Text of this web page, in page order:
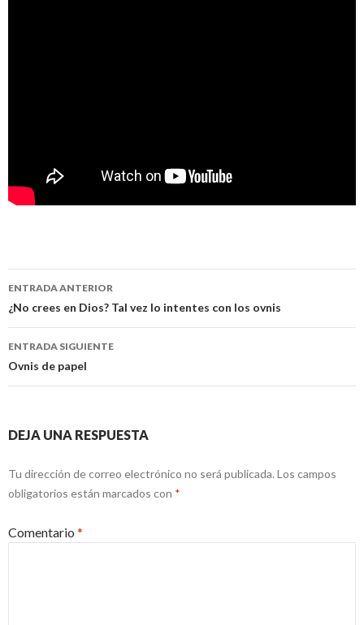
Navegación
de
entradas
ENTRADA ANTERIOR
¿No crees en Dios? Tal vez lo intentes con los ovnis
ENTRADA SIGUIENTE
Ovnis de papel
DEJA UNA RESPUESTA
Tu dirección de correo electrónico no será publicada. Los campos
obligatorios están marcados con *
Comentario *